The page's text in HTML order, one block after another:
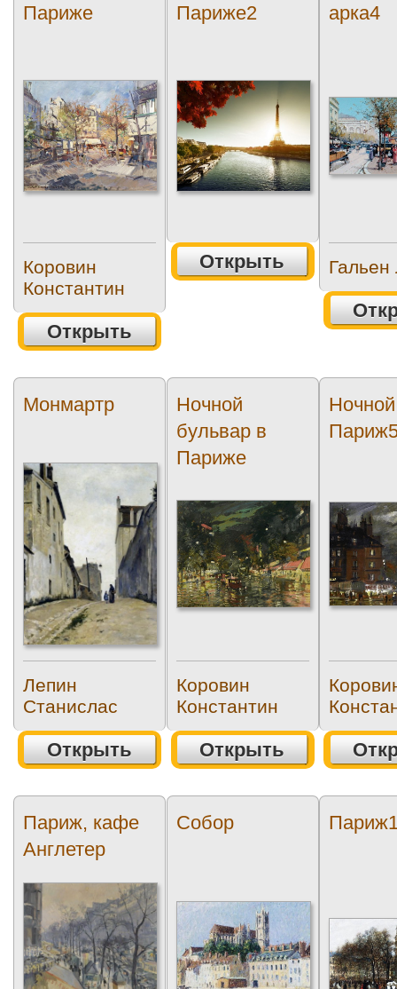
Париже
Коровин
Константин
Открыть
Париже2
Открыть
арка4
Гальен
Монмартр
Лепин
Станислас
Открыть
Ночной
бульвар в
Париже
Коровин
Константин
Открыть
Ночной
Париж, кафе
Англетер
Собор